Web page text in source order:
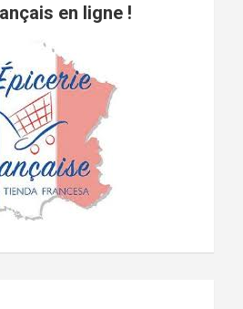
en ligne !